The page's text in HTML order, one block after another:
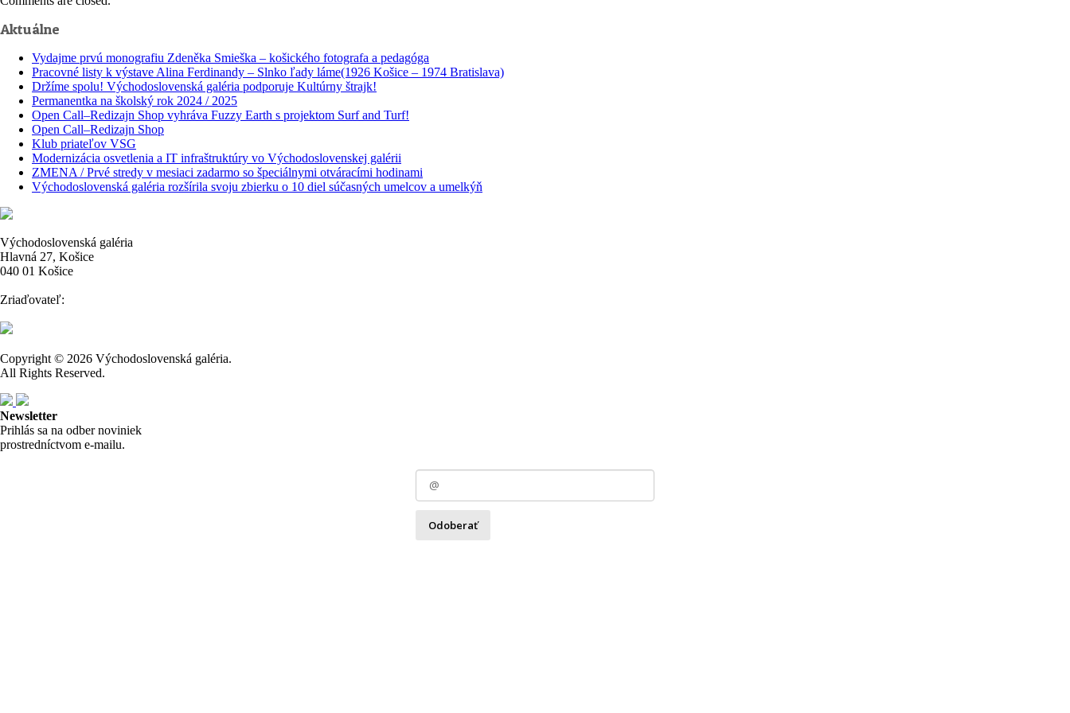
Aktuálne
Vydajme prvú monografiu Zdeněka Smieška – košického fotografa a pedagóga
Pracovné listy k výstave Alina Ferdinandy – Slnko ľady láme(1926 Košice – 1974 Bratislava)
Držíme spolu! Východoslovenská galéria podporuje Kultúrny štrajk!
Permanentka na školský rok 2024 / 2025
Open Call–Redizajn Shop vyhráva Fuzzy Earth s projektom Surf and Turf!
Open Call–Redizajn Shop
Klub priateľov VSG
Modernizácia osvetlenia a IT infraštruktúry vo Východoslovenskej galérii
ZMENA / Prvé stredy v mesiaci zadarmo so špeciálnymi otváracími hodinami
Východoslovenská galéria rozšírila svoju zbierku o 10 diel súčasných umelcov a umelkýň
Východoslovenská galéria
Hlavná 27, Košice
040 01 Košice
Zriaďovateľ:
Copyright © 2026 Východoslovenská galéria.
All Rights Reserved.
Newsletter
Prihlás sa na odber noviniek
prostredníctvom e-mailu.
Odoberať